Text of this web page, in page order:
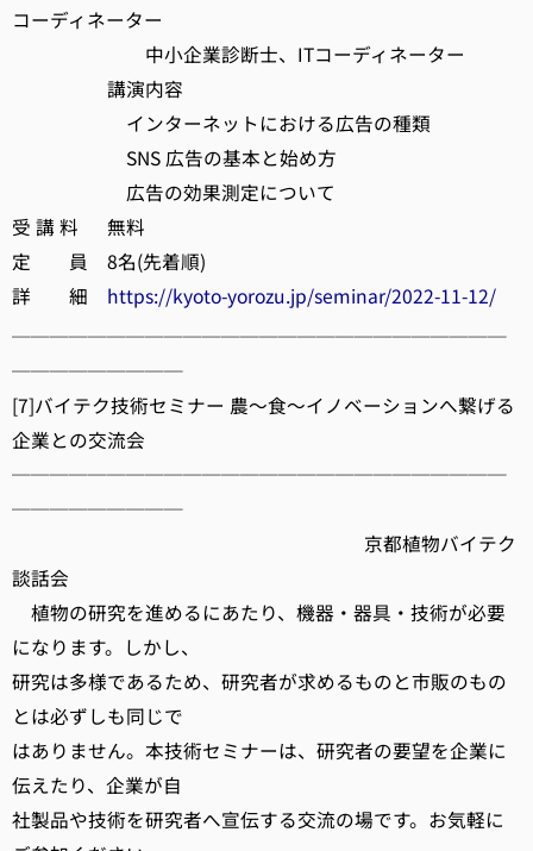
コーディネーター
中小企業診断士、ITコーディネーター
講演内容
インターネットにおける広告の種類
SNS 広告の基本と始め方
広告の効果測定について
受 講 料 無料
定 員 8名(先着順)
詳 細 https://kyoto-yorozu.jp/seminar/2022-11-12/
──────────────────────────
─────────
[7]バイテク技術セミナー 農～食～イノベーションへ繋げる
企業との交流会
──────────────────────────
─────────
京都植物バイテク
談話会
植物の研究を進めるにあたり、機器・器具・技術が必要
になります。しかし、
研究は多様であるため、研究者が求めるものと市販のもの
とは必ずしも同じで
はありません。本技術セミナーは、研究者の要望を企業に
伝えたり、企業が自
社製品や技術を研究者へ宣伝する交流の場です。お気軽に